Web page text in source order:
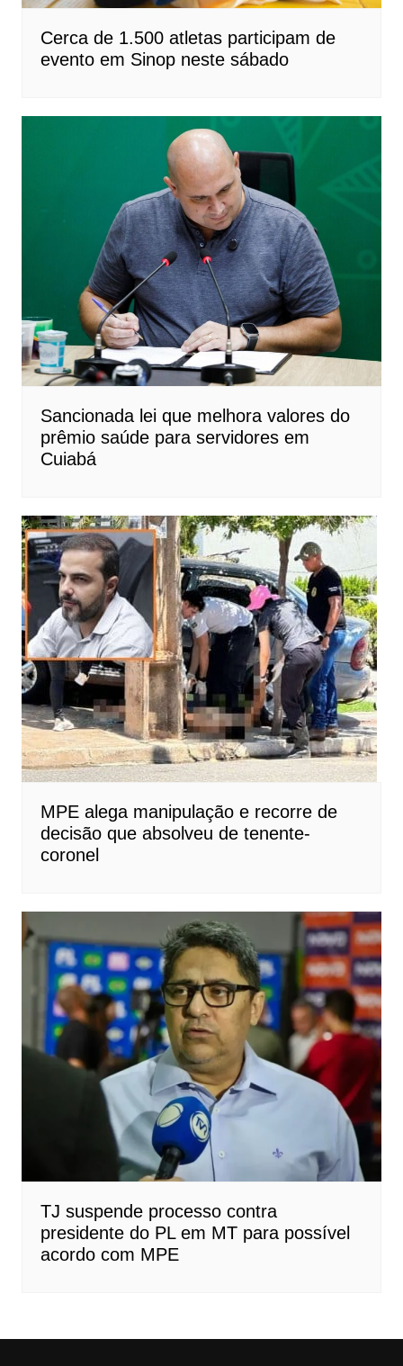
Cerca de 1.500 atletas participam de
evento em Sinop neste sábado
Sancionada lei que melhora valores do
prêmio saúde para servidores em
Cuiabá
MPE alega manipulação e recorre de
decisão que absolveu de tenente-
coronel
TJ suspende processo contra
presidente do PL em MT para possível
acordo com MPE